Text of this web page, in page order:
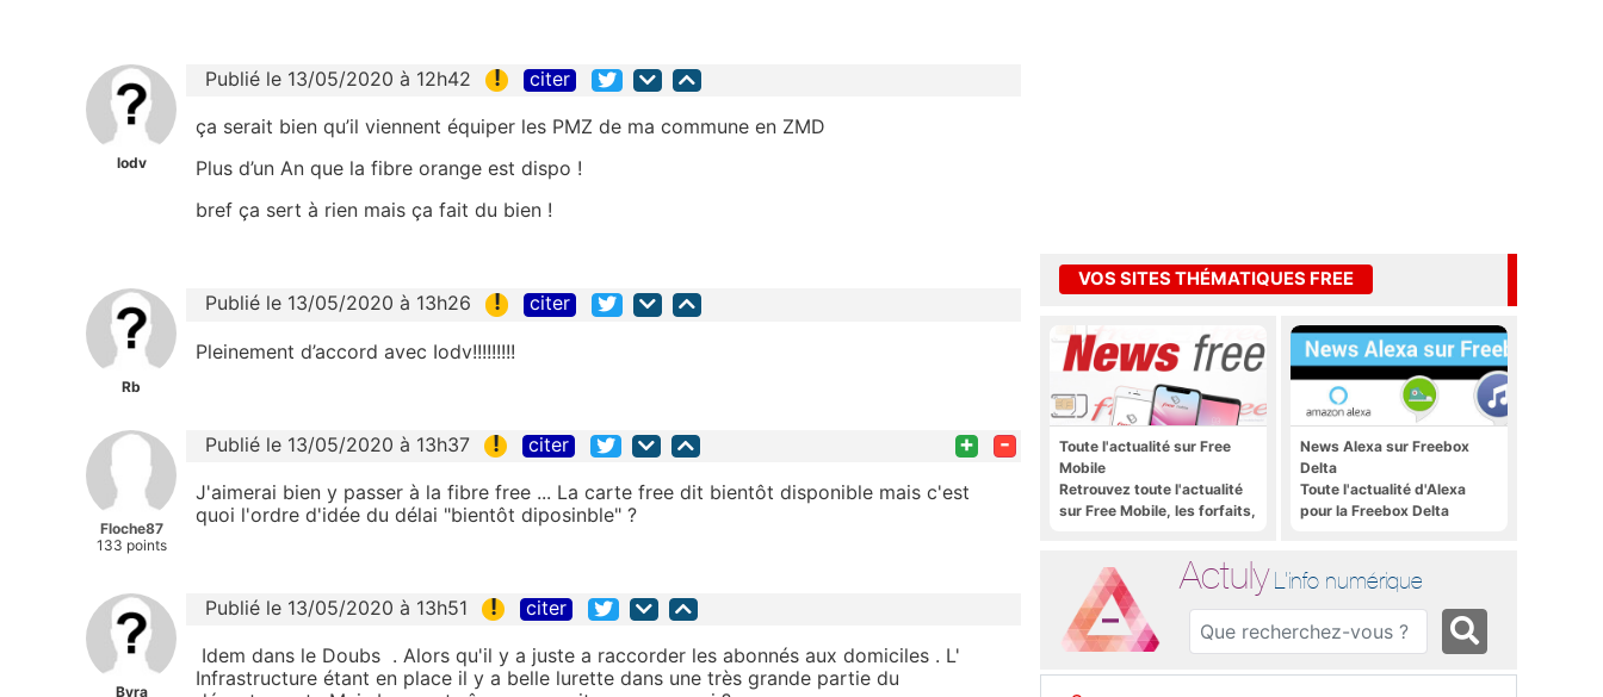
lodv
Publié le 13/05/2020 à 12h42 ! citer
ça serait bien qu’il viennent équiper les PMZ de ma commune en ZMD
Plus d’un An que la fibre orange est dispo !
bref ça sert à rien mais ça fait du bien !
Rb
Publié le 13/05/2020 à 13h26 ! citer
Pleinement d’accord avec Iodv!!!!!!!!!
Floche87
133 points
Publié le 13/05/2020 à 13h37 ! citer + -
J'aimerai bien y passer à la fibre free ... La carte free dit bientôt disponible mais c'est
quoi l'ordre d'idée du délai "bientôt diposinble" ?
Byra
Publié le 13/05/2020 à 13h51 ! citer
Idem dans le Doubs . Alors qu'il y a juste a raccorder les abonnés aux domiciles . L'
Infrastructure étant en place il y a belle lurette dans une très grande partie du
VOS SITES THÉMATIQUES FREE
Toute l'actualité sur Free
Mobile
Retrouvez toute l'actualité
sur Free Mobile, les forfaits,
bien plus encore
News Alexa sur Freebox
Delta
Toute l'actualité d'Alexa
pour la Freebox Delta
Actuly L'info numérique